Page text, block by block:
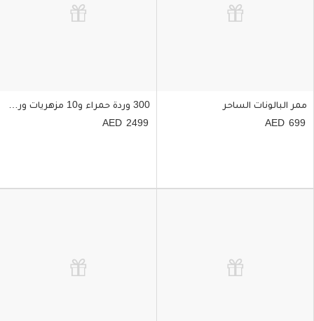
ممر البالونات الساحر
699
2499